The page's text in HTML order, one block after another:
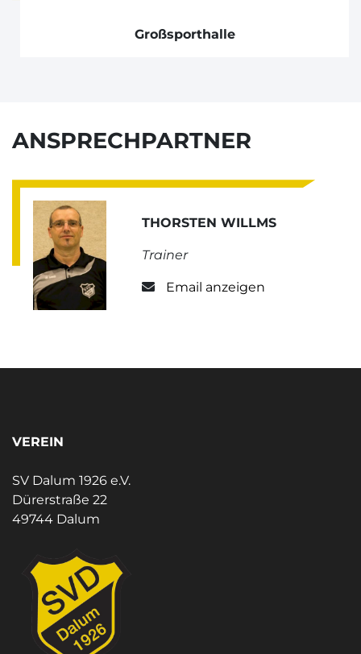
Großsporthalle
ANSPRECHPARTNER
THORSTEN WILLMS
Trainer
Email anzeigen
VEREIN
SV Dalum 1926 e.V.
Dürerstraße 22
49744 Dalum